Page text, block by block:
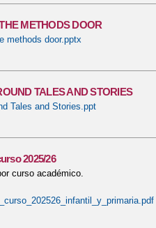
METHODS DOOR
methods door.pptx
TALES AND STORIES
Tales and Stories.ppt
2025/26
curso académico.